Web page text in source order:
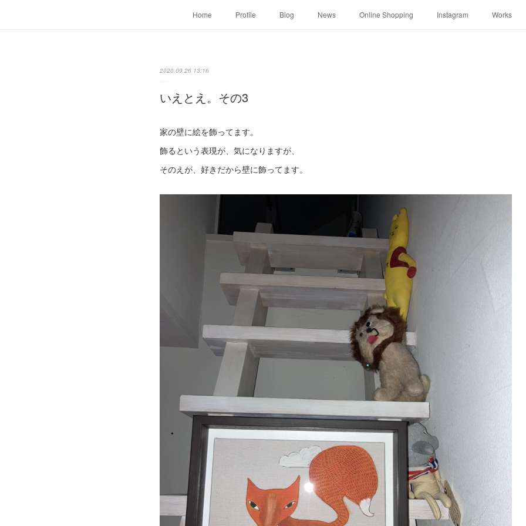
Home Profile Blog News Online Shopping Instagram Works
2020.09.26 13:16
いえとえ。その3
家の壁に絵を飾ってます。
飾るという表現が、気になりますが、
そのえが、好きだから壁に飾ってます。